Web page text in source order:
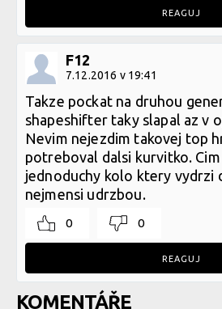
REAGUJ
F12
7.12.2016 v 19:41
Takze pockat na druhou
shapeshifter taky slapal az v
Nevim nejezdim takovej top
potreboval dalsi kurvitko. Cim
jednoduchy kolo ktery vydrzi
nejmensi udrzbou.
0 0
REAGUJ
KOMENTÁŘE